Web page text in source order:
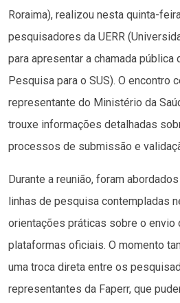
Roraima), realizou nesta quinta-
pesquisadores da UERR
para apresentar a chamada pública
Pesquisa para o SUS). O encontro
representante do Ministério da
trouxe informações detalhadas
processos de submissão e
Durante a reunião, foram
linhas de pesquisa contempladas
orientações práticas sobre o envio
plataformas oficiais. O momento
uma troca direta entre os
representantes da Faperr, que